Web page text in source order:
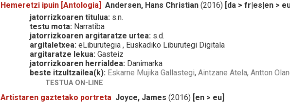
Hemeretzi ipuin [Antologia]
Andersen, Hans Christian (2016) [da > fr|es|en >
jatorrizkoaren titulua: s.n.
testu mota: Narratiba
jatorrizkoaren argitaratze urtea: s.d.
argitaletxea: eLiburutegia , Euskadiko Liburutegi Digitala
argitaratze lekua: Gasteiz
jatorrizkoaren herrialdea: Danimarka
beste itzultzailea(k): Eskarne Mujika Gallastegi,Aintzane Atela,Antton
TESTUA ON-LINE
Artistaren gaztetako portreta Joyce, James (2016) [en > eu]